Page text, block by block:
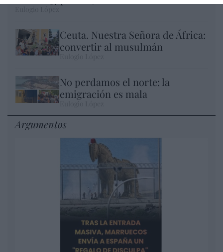
Ceuta. Nuestra Señora de África:
convertir al musulmán
No perdamos el norte: la
emigración es mala
Argumentos